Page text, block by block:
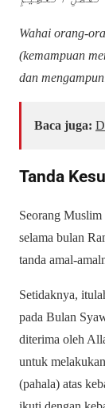
Wahai orang-
(kemampuan
dan
Baca juga:
Tanda
Seorang Muslim
selama bulan
tanda amal-
Setidaknya,
pada Bulan
diterima oleh
untuk
(pahala) atas